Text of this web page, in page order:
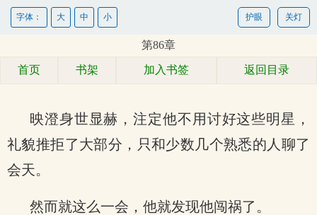
关灯
护眼
字体： 大 中 小
第86章
首页 书架 加入书签 返回目录
映澄身世显赫，注定他不用讨好这些明星，
礼貌推拒了大部分，只和少数几个熟悉的人聊了
会天。
然而就这么一会，他就发现他闯祸了。